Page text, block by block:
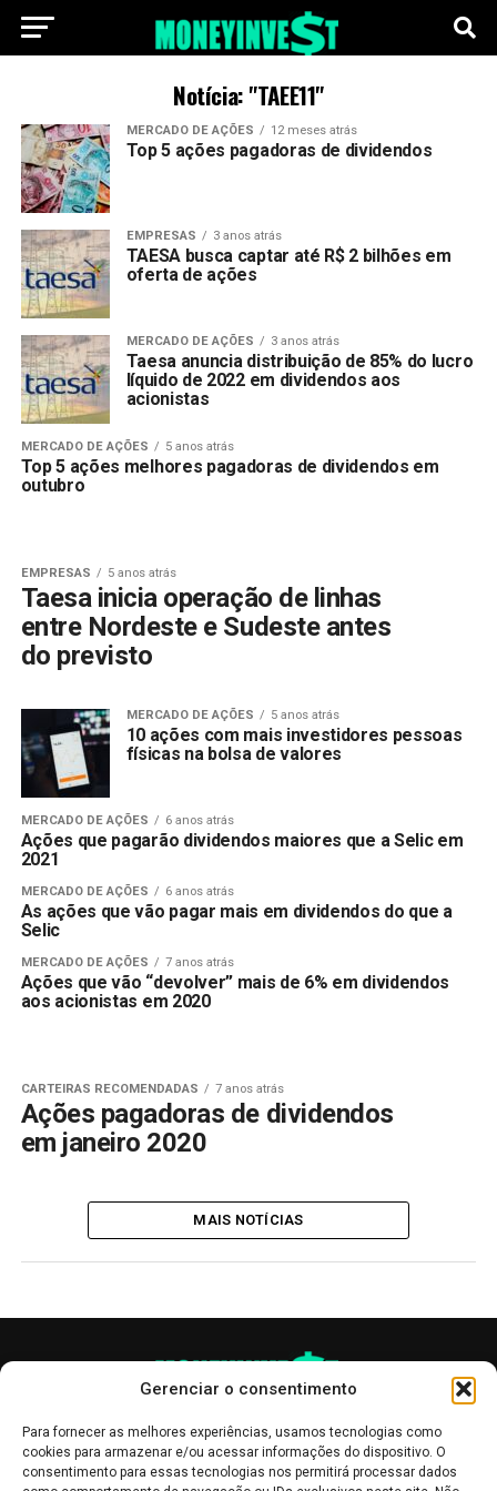
Gerenciar o consentimento
Para fornecer as melhores experiências, usamos tecnologias como
cookies para armazenar e/ou acessar informações do dispositivo. O
consentimento para essas tecnologias nos permitirá processar dados
Notícia: "TAEE11"
MERCADO DE AÇÕES 12 meses atrás
Top 5 ações pagadoras de dividendos
EMPRESAS 3 anos atrás
TAESA busca captar até R$ 2 bilhões em
oferta de ações
MERCADO DE AÇÕES 3 anos atrás
Taesa anuncia distribuição de 85% do lucro
líquido de 2022 em dividendos aos
acionistas
MERCADO DE AÇÕES 5 anos atrás
Top 5 ações melhores pagadoras de dividendos em
outubro
EMPRESAS 5 anos atrás
Taesa inicia operação de linhas
entre Nordeste e Sudeste antes
do previsto
MERCADO DE AÇÕES 5 anos atrás
10 ações com mais investidores pessoas
físicas na bolsa de valores
MERCADO DE AÇÕES 6 anos atrás
Ações que pagarão dividendos maiores que a Selic em
2021
MERCADO DE AÇÕES 6 anos atrás
As ações que vão pagar mais em dividendos do que a
Selic
MERCADO DE AÇÕES 7 anos atrás
Ações que vão “devolver” mais de 6% em dividendos
aos acionistas em 2020
CARTEIRAS RECOMENDADAS 7 anos atrás
Ações pagadoras de dividendos
em janeiro 2020
MAIS NOTÍCIAS